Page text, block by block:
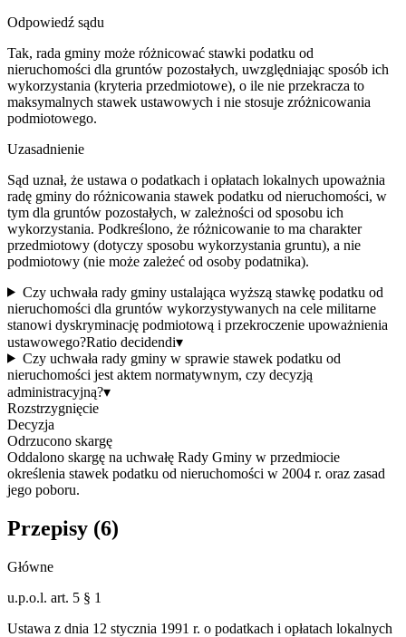
Odpowiedź sądu
Tak, rada gminy może różnicować stawki podatku od
nieruchomości dla gruntów pozostałych, uwzględniając sposób ich
wykorzystania (kryteria przedmiotowe), o ile nie przekracza to
maksymalnych stawek ustawowych i nie stosuje zróżnicowania
podmiotowego.
Uzasadnienie
Sąd uznał, że ustawa o podatkach i opłatach lokalnych upoważnia
radę gminy do różnicowania stawek podatku od nieruchomości, w
tym dla gruntów pozostałych, w zależności od sposobu ich
wykorzystania. Podkreślono, że różnicowanie to ma charakter
przedmiotowy (dotyczy sposobu wykorzystania gruntu), a nie
podmiotowy (nie może zależeć od osoby podatnika).
Czy uchwała rady gminy ustalająca wyższą stawkę podatku od
nieruchomości dla gruntów wykorzystywanych na cele militarne
stanowi dyskryminację podmiotową i przekroczenie upoważnienia
ustawowego?Ratio decidendi▾
Czy uchwała rady gminy w sprawie stawek podatku od
nieruchomości jest aktem normatywnym, czy decyzją
administracyjną?▾
Rozstrzygnięcie
Decyzja
Odrzucono skargę
Oddalono skargę na uchwałę Rady Gminy w przedmiocie
określenia stawek podatku od nieruchomości w 2004 r. oraz zasad
jego poboru.
Przepisy (6)
Główne
u.p.o.l. art. 5 § 1
Ustawa z dnia 12 stycznia 1991 r. o podatkach i opłatach lokalnych